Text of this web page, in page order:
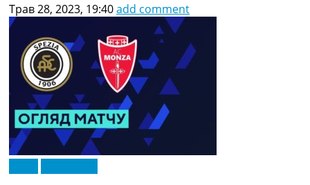
Трав 28, 2023, 19:40add comment